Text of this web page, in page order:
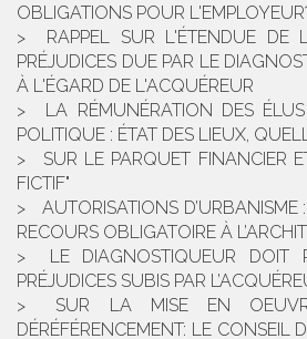
OBLIGATIONS POUR
RAPPEL SUR L'ÉTENDUE DE
PRÉJUDICES DUE PAR LE
À L'ÉGARD DE L'ACQUÉREUR
LA RÉMUNÉRATION DES
POLITIQUE : ÉTAT DES LIEUX,
SUR LE PARQUET FINANCIER
FICTIF"
AUTORISATIONS D’URBANISME
RECOURS OBLIGATOIRE À
LE DIAGNOSTIQUEUR DOIT
PRÉJUDICES SUBIS PAR
SUR LA MISE EN
DÉRÉFÉRENCEMENT: LE CONSEIL